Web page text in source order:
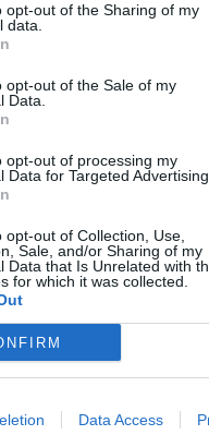
opt-out of the Sharing of my
data.
opt-out of the Sale of my
Data.
opt-out of processing my
Data for Targeted Advertising.
opt-out of Collection, Use,
Sale, and/or Sharing of my
Data that Is Unrelated with
for which it was collected.
Data Access
foto,
merr
Reforma
udhëzon
kundër